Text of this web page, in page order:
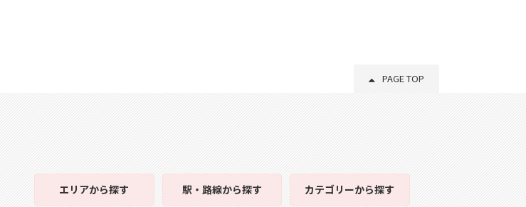
PAGE TOP
エリアから探す 駅・路線から探す カテゴリーから探す